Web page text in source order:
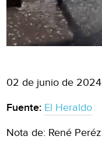
02 de junio de 2024
Fuente: El Heraldo
Nota de: René Peréz